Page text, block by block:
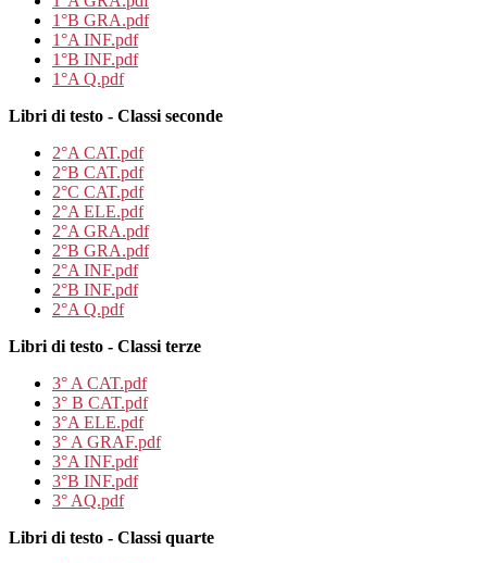
1°B GRA.pdf
1°A INF.pdf
1°B INF.pdf
1°A Q.pdf
Libri di testo - Classi seconde
2°A CAT.pdf
2°B CAT.pdf
2°C CAT.pdf
2°A ELE.pdf
2°A GRA.pdf
2°B GRA.pdf
2°A INF.pdf
2°B INF.pdf
2°A Q.pdf
Libri di testo - Classi terze
3° A CAT.pdf
3° B CAT.pdf
3°A ELE.pdf
3° A GRAF.pdf
3°A INF.pdf
3°B INF.pdf
3° AQ.pdf
Libri di testo - Classi quarte